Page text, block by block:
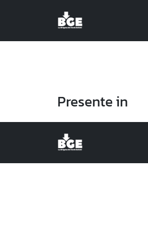
Presente in